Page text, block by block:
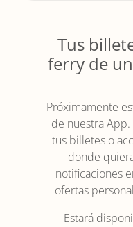
Tus
ferry de
Próximamente
de nuestra App.
tus billetes o
donde
notificaciones
ofertas
Estará